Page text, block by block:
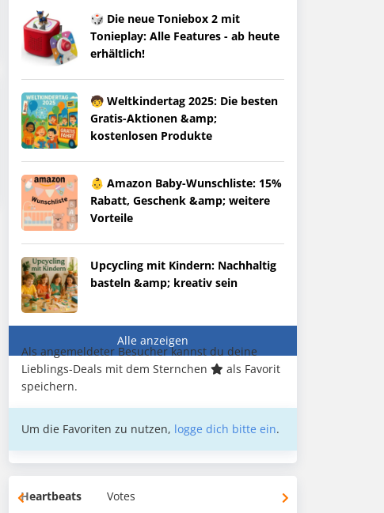
🎲 Die neue Toniebox 2 mit
Tonieplay: Alle Features - ab heute
erhältlich!
🧒 Weltkindertag 2025: Die besten
Gratis-Aktionen &amp;
kostenlosen Produkte
👶 Amazon Baby-Wunschliste: 15%
Rabatt, Geschenk &amp; weitere
Vorteile
Upcycling mit Kindern: Nachhaltig
basteln &amp; kreativ sein
Alle anzeigen
Als angemeldeter Besucher kannst du deine
Lieblings-Deals mit dem Sternchen
als Favorit
speichern.
Um die Favoriten zu nutzen, logge dich bitte ein.
Heartbeats Votes